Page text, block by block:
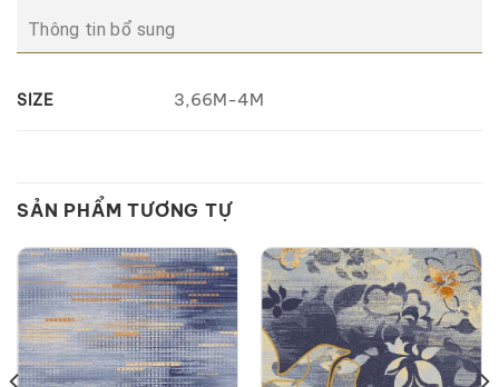
Thông tin bổ sung
SIZE 3,66M-4M
SẢN PHẨM TƯƠNG TỰ